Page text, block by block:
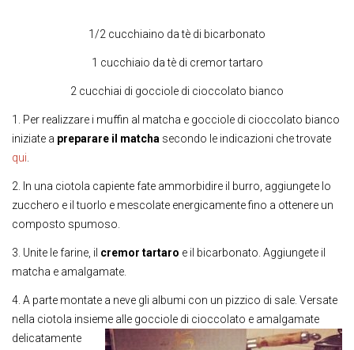
1/2 cucchiaino da tè di bicarbonato
1 cucchiaio da tè di cremor tartaro
2 cucchiai di gocciole di cioccolato bianco
1. Per realizzare i muffin al matcha e gocciole di cioccolato bianco
iniziate a preparare il matcha secondo le indicazioni che trovate
qui.
2. In una ciotola capiente fate ammorbidire il burro, aggiungete lo
zucchero e il tuorlo e mescolate energicamente fino a ottenere un
composto spumoso.
3. Unite le farine, il cremor tartaro e il bicarbonato. Aggiungete il
matcha e amalgamate.
4. A parte montate a neve gli albumi con un pizzico di sale. Versate
nella ciotola insieme alle gocciole di cioccolato e amalgamate
delicatamente